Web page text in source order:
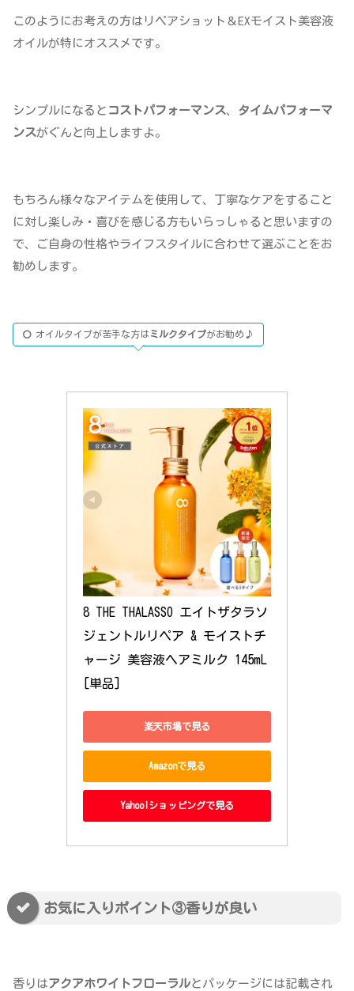
このようにお考えの方はリペアショット＆EXモイスト美容液
オイルが特にオススメです。
シンプルになると コストパフォーマンス、 タイムパフォーマ
ンスがぐんと向上しますよ。
もちろん様々なアイテムを使用して、丁寧なケアをすること
に対し楽しみ・喜びを感じる方もいらっしゃると思いますの
で、ご自身の性格やライフスタイルに合わせて選ぶことをお
勧めします。
オイルタイプが苦手な方は ミルクタイプがお勧め♪
8 THE THALASSO エイトザタラソ
ジェントルリペア & モイストチ
ャージ 美容液ヘアミルク 145mL
[単品]
楽天市場で見る
Amazonで見る
Yahoo!ショッピングで見る
お気に入りポイント③香りが良い
香りはアクアホワイトフローラルとパッケージには記載され